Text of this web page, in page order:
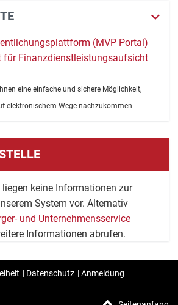
(MVP Portal)
für Finanzdienstleistungsaufsicht
eine einfache und sichere Möglichkeit,
elektronischem Wege nachzukommen.
liegen keine Informationen zur
System vor. Alternativ
und Unternehmensservice
Informationen abrufen.
| Datenschutz |Anmeldung